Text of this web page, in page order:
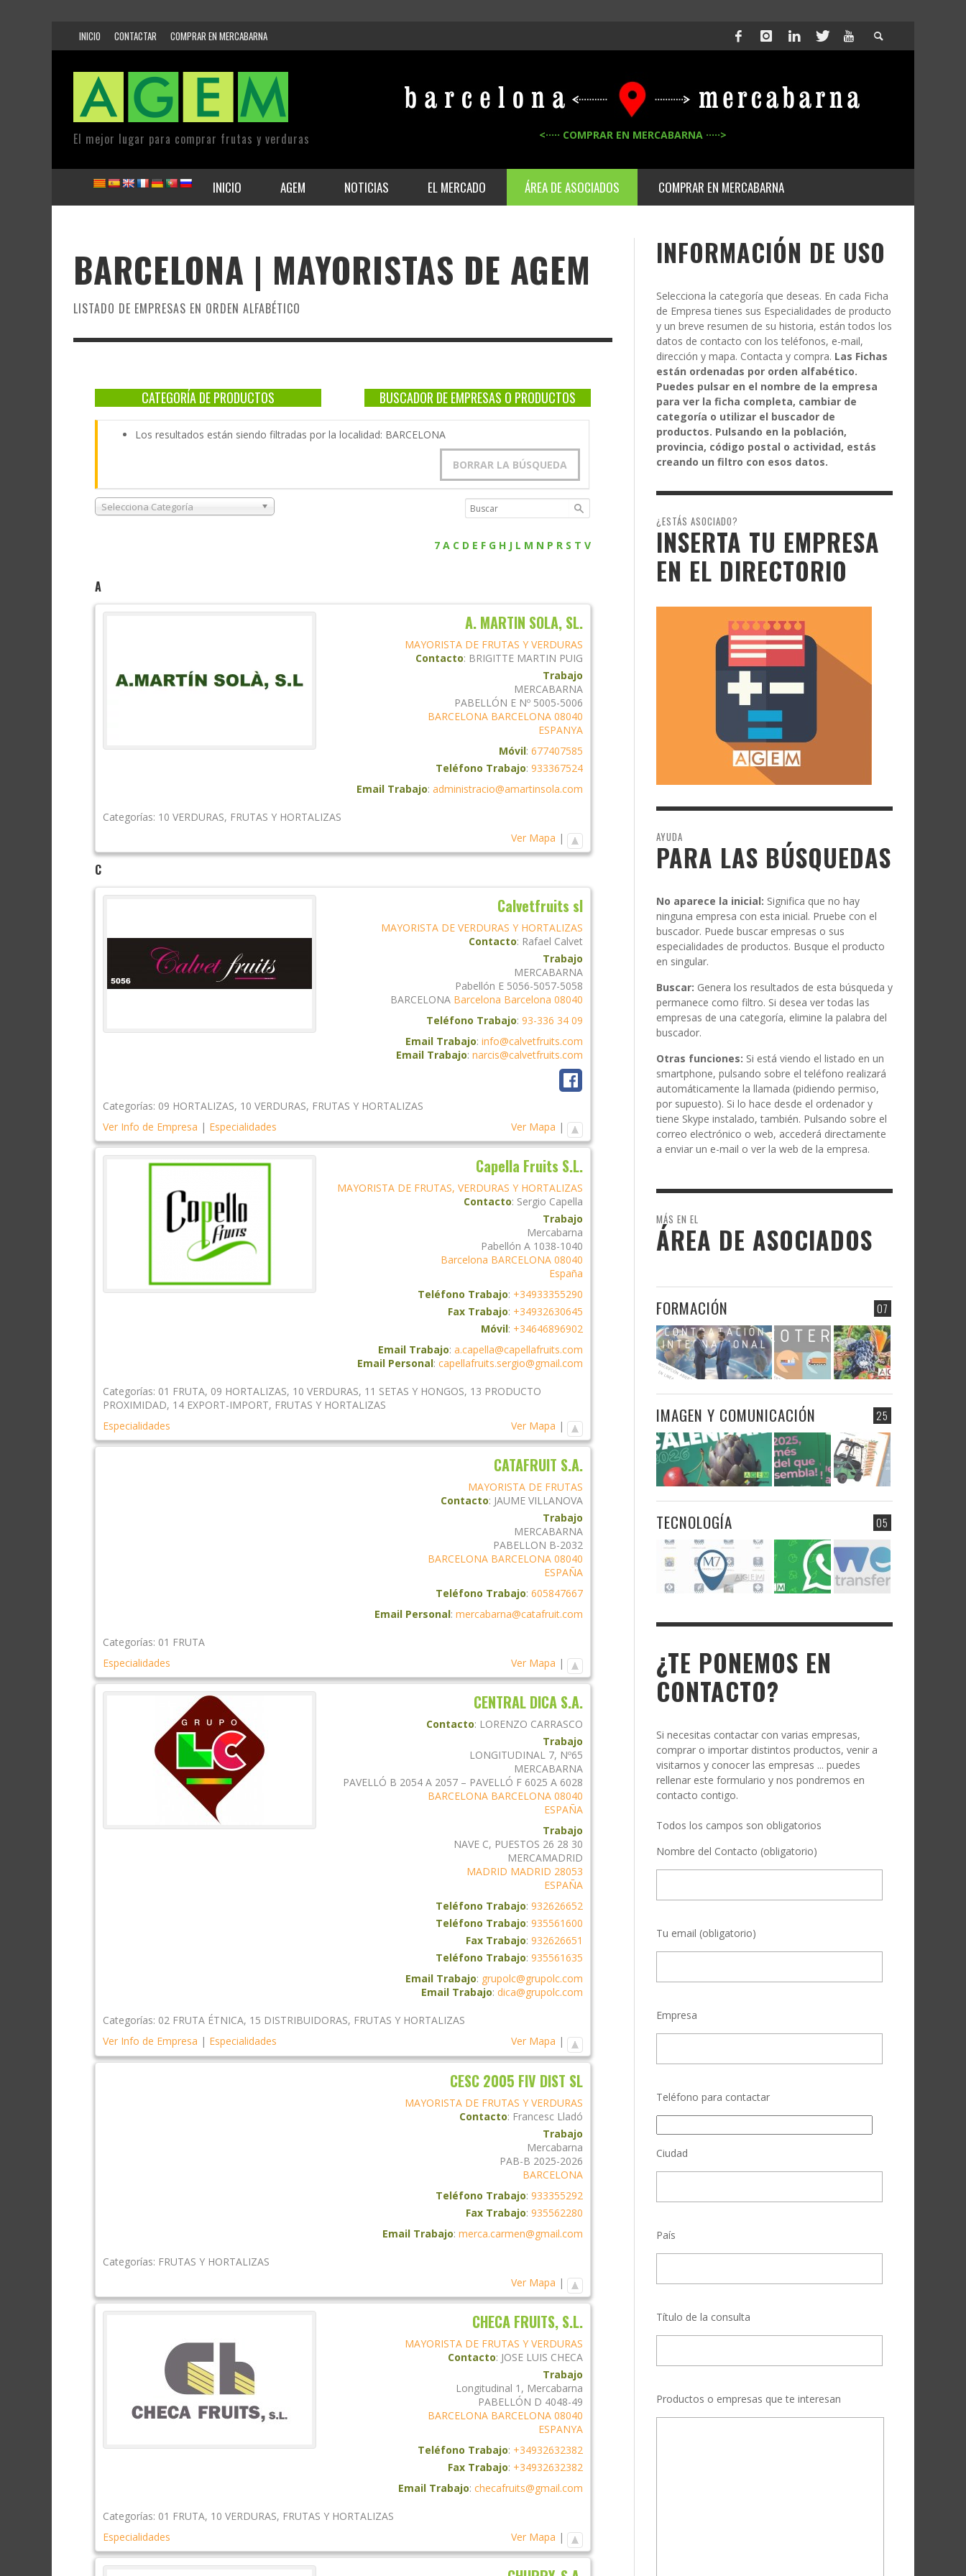
INICIO CONTACTAR COMPRAR EN MERCABARNA
El mejor lugar para comprar frutas y verduras <····· COMPRAR EN MERCABARNA ·····>
INICIO AGEM NOTICIAS EL MERCADO ÁREA DE ASOCIADOS COMPRAR EN MERCABARNA
BARCELONA | MAYORISTAS DE AGEM
LISTADO DE EMPRESAS EN ORDEN ALFABÉTICO
CATEGORÍA DE PRODUCTOS BUSCADOR DE EMPRESAS O PRODUCTOS
Los resultados están siendo filtradas por la localidad: BARCELONA
BORRAR LA BÚSQUEDA
Selecciona Categoría
7 A C D E F G H J L M N P R S T V
A
A. MARTIN SOLA, SL.
MAYORISTA DE FRUTAS Y VERDURAS
Contacto: BRIGITTE MARTIN PUIG
Trabajo
MERCABARNA
PABELLÓN E Nº 5005-5006
BARCELONA BARCELONA 08040
ESPANYA
Móvil: 677407585
Teléfono Trabajo: 933367524
Email Trabajo: administracio@amartinsola.com
Categorías: 10 VERDURAS, FRUTAS Y HORTALIZAS
Ver Mapa |
C
Calvetfruits sl
MAYORISTA DE VERDURAS Y HORTALIZAS
Contacto: Rafael Calvet
Trabajo
MERCABARNA
Pabellón E 5056-5057-5058
BARCELONA Barcelona Barcelona 08040
Teléfono Trabajo: 93-336 34 09
Email Trabajo: info@calvetfruits.com
Email Trabajo: narcis@calvetfruits.com
Categorías: 09 HORTALIZAS, 10 VERDURAS, FRUTAS Y HORTALIZAS
Ver Info de Empresa | Especialidades Ver Mapa |
Capella Fruits S.L.
MAYORISTA DE FRUTAS, VERDURAS Y HORTALIZAS
Contacto: Sergio Capella
Trabajo
Mercabarna
Pabellón A 1038-1040
Barcelona BARCELONA 08040
España
Teléfono Trabajo: +34933355290
Fax Trabajo: +34932630645
Móvil: +34646896902
Email Trabajo: a.capella@capellafruits.com
Email Personal: capellafruits.sergio@gmail.com
Categorías: 01 FRUTA, 09 HORTALIZAS, 10 VERDURAS, 11 SETAS Y HONGOS, 13 PRODUCTO
PROXIMIDAD, 14 EXPORT-IMPORT, FRUTAS Y HORTALIZAS
Especialidades
Ver Mapa |
CATAFRUIT S.A.
MAYORISTA DE FRUTAS
Contacto: JAUME VILLANOVA
Trabajo
MERCABARNA
PABELLON B-2032
BARCELONA BARCELONA 08040
ESPAÑA
Teléfono Trabajo: 605847667
Email Personal: mercabarna@catafruit.com
Categorías: 01 FRUTA
Especialidades
Ver Mapa |
CENTRAL DICA S.A.
Contacto: LORENZO CARRASCO
Trabajo
LONGITUDINAL 7, Nº65
MERCABARNA
PAVELLÓ B 2054 A 2057 – PAVELLÓ F 6025 A 6028
BARCELONA BARCELONA 08040
ESPAÑA
Trabajo
NAVE C, PUESTOS 26 28 30
MERCAMADRID
MADRID MADRID 28053
ESPAÑA
Teléfono Trabajo: 932626652
Teléfono Trabajo: 935561600
Fax Trabajo: 932626651
Teléfono Trabajo: 935561635
Email Trabajo: grupolc@grupolc.com
Email Trabajo: dica@grupolc.com
Categorías: 02 FRUTA ÉTNICA, 15 DISTRIBUIDORAS, FRUTAS Y HORTALIZAS
Ver Info de Empresa | Especialidades Ver Mapa |
CESC 2005 FIV DIST SL
MAYORISTA DE FRUTAS Y VERDURAS
Contacto: Francesc Lladó
Trabajo
Mercabarna
PAB-B 2025-2026
BARCELONA
Teléfono Trabajo: 933355292
Fax Trabajo: 935562280
Email Trabajo: merca.carmen@gmail.com
Categorías: FRUTAS Y HORTALIZAS
Ver Mapa |
CHECA FRUITS, S.L.
MAYORISTA DE FRUTAS Y VERDURAS
Contacto: JOSE LUIS CHECA
Trabajo
Longitudinal 1, Mercabarna
PABELLÓN D 4048-49
BARCELONA BARCELONA 08040
ESPANYA
Teléfono Trabajo: +34932632382
Fax Trabajo: +34932632382
Email Trabajo: checafruits@gmail.com
Categorías: 01 FRUTA, 10 VERDURAS, FRUTAS Y HORTALIZAS
Especialidades
Ver Mapa |
INFORMACIÓN DE USO
Selecciona la categoría que deseas. En cada Ficha
de Empresa tienes sus Especialidades de producto
y un breve resumen de su historia, están todos los
datos de contacto con los teléfonos, e-mail,
dirección y mapa. Contacta y compra. Las Fichas
están ordenadas por orden alfabético.
Puedes pulsar en el nombre de la empresa
para ver la ficha completa, cambiar de
categoría o utilizar el buscador de
productos. Pulsando en la población,
provincia, código postal o actividad, estás
creando un filtro con esos datos.
¿ESTÁS ASOCIADO?
INSERTA TU EMPRESA
EN EL DIRECTORIO
AYUDA
PARA LAS BÚSQUEDAS
No aparece la inicial: Significa que no hay
ninguna empresa con esta inicial. Pruebe con el
buscador. Puede buscar empresas o sus
especialidades de productos. Busque el producto
en singular.
Buscar: Genera los resultados de esta búsqueda y
permanece como filtro. Si desea ver todas las
empresas de una categoría, elimine la palabra del
buscador.
Otras funciones: Si está viendo el listado en un
smartphone, pulsando sobre el teléfono realizará
automáticamente la llamada (pidiendo permiso,
por supuesto). Si lo hace desde el ordenador y
tiene Skype instalado, también. Pulsando sobre el
correo electrónico o web, accederá directamente
a enviar un e-mail o ver la web de la empresa.
MÁS EN EL
ÁREA DE ASOCIADOS
07
FORMACIÓN
25
IMAGEN Y COMUNICACIÓN
05
TECNOLOGÍA
¿TE PONEMOS EN
CONTACTO?
Si necesitas contactar con varias empresas,
comprar o importar distintos productos, venir a
visitarnos y conocer las empresas ... puedes
rellenar este formulario y nos pondremos en
contacto contigo.
Todos los campos son obligatorios
Nombre del Contacto (obligatorio)
Tu email (obligatorio)
Empresa
Teléfono para contactar
Ciudad
País
Título de la consulta
Productos o empresas que te interesan